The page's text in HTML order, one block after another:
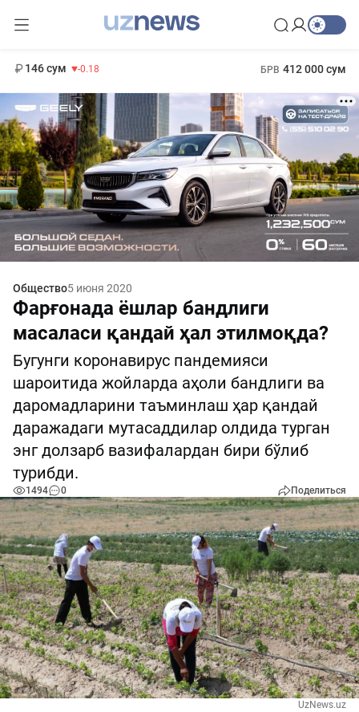
146 сум -0.18 БРВ 412 000 сум
Общество5 июня 2020
Фарғонада ёшлар бандлиги
масаласи қандай ҳал этилмоқда?
Бугунги коронавирус пандемияси
шароитида жойларда аҳоли бандлиги ва
даромадларини таъминлаш ҳар қандай
даражадаги мутасаддилар олдида турган
энг долзарб вазифалардан бири бўлиб
турибди.
1494 0 Поделиться
UzNews.uz